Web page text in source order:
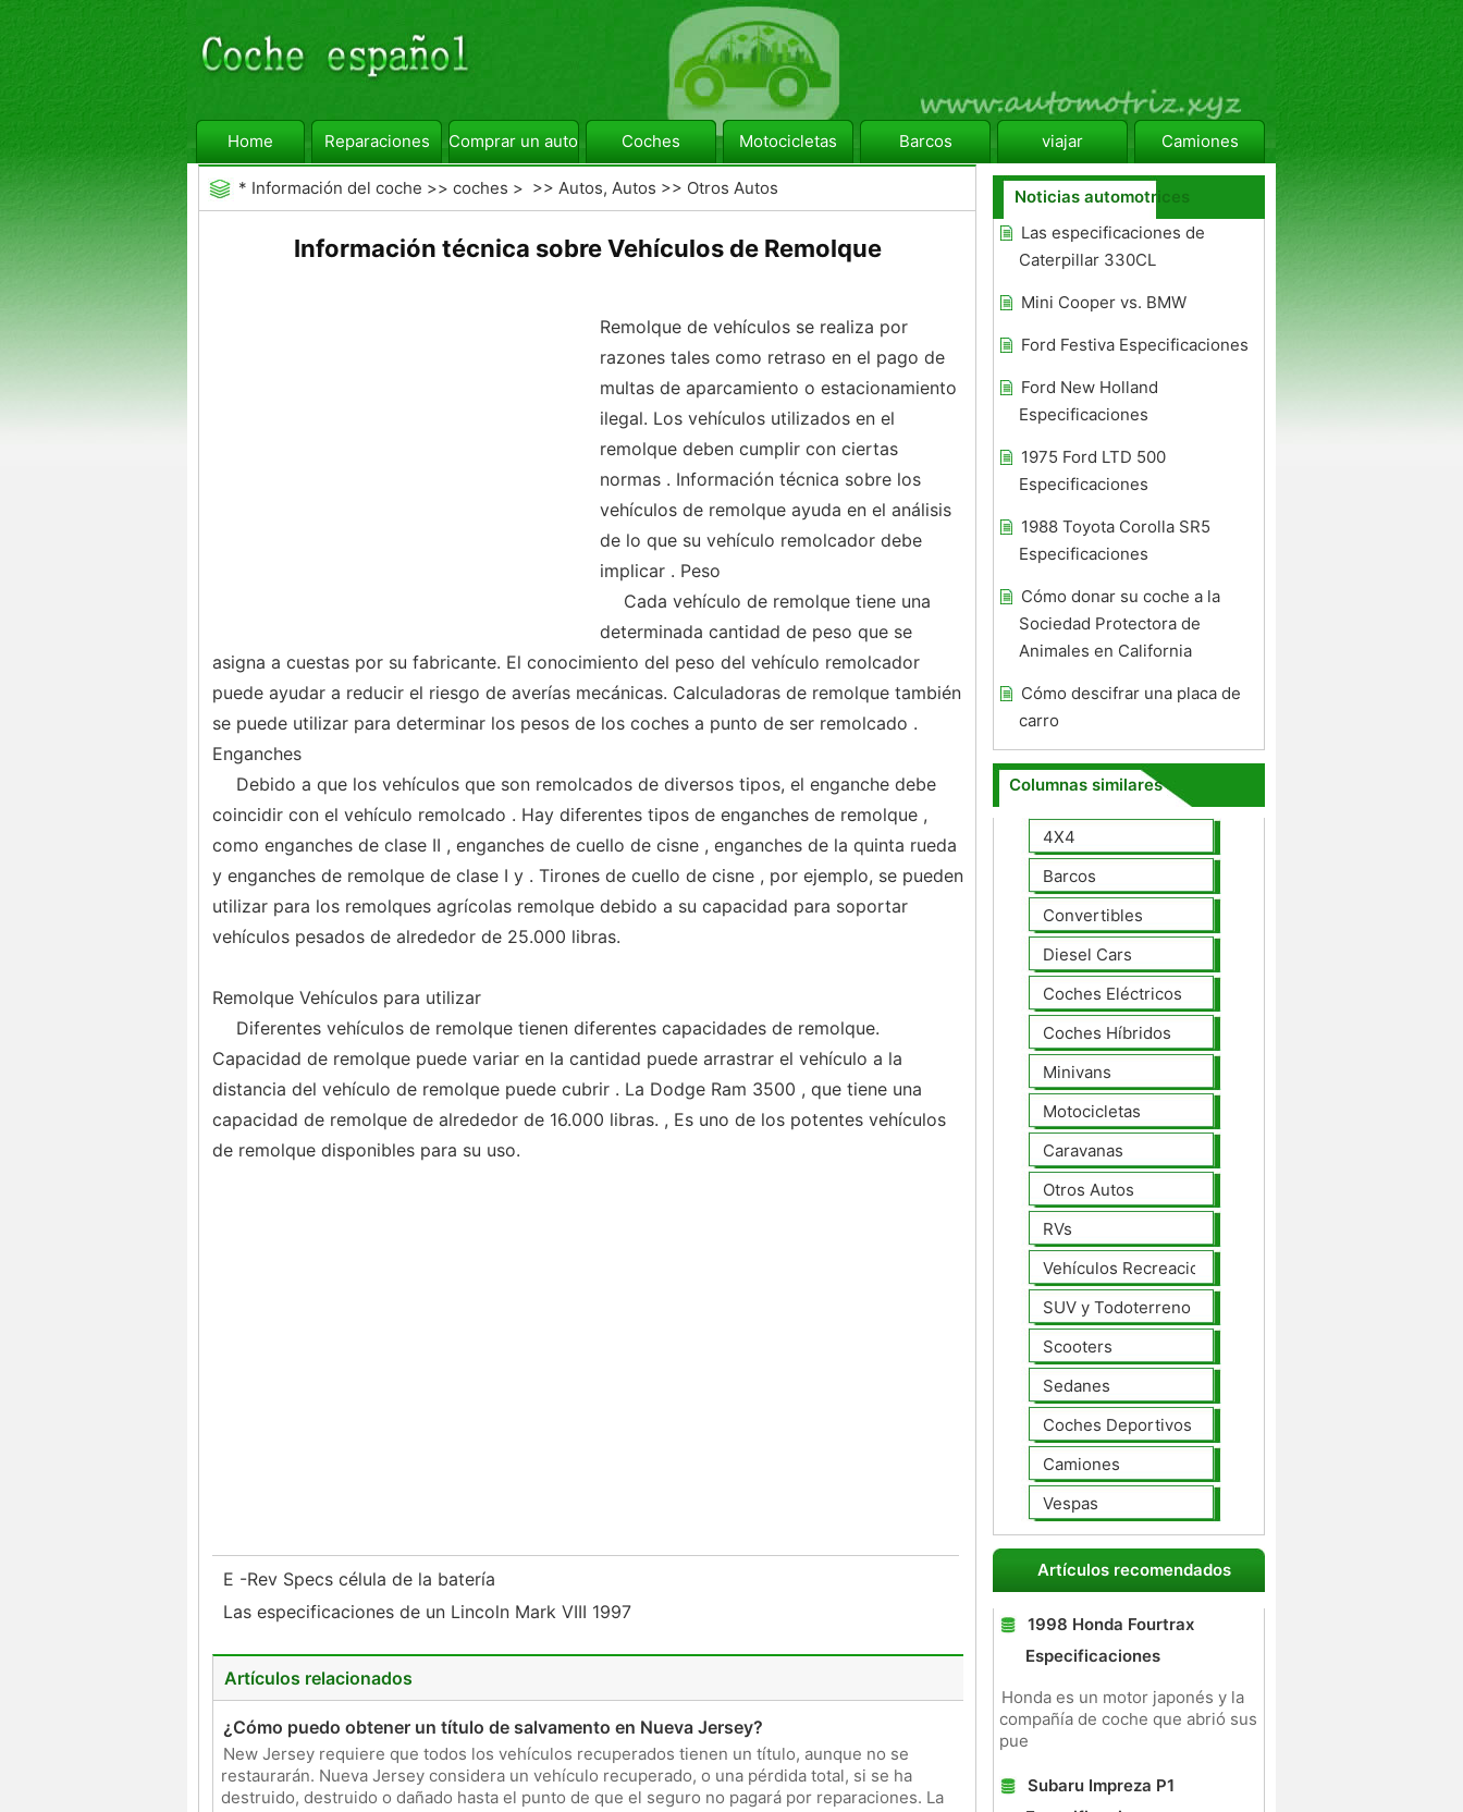
Home Reparaciones Comprar un automóvil Coches Motocicletas Barcos viajar Camiones
* Información del coche >> coches > >> Autos, Autos >> Otros Autos
Información técnica sobre Vehículos de Remolque
Remolque de vehículos se realiza por
razones tales como retraso en el pago de
multas de aparcamiento o estacionamiento
ilegal. Los vehículos utilizados en el
remolque deben cumplir con ciertas
normas . Información técnica sobre los
vehículos de remolque ayuda en el análisis
de lo que su vehículo remolcador debe
implicar . Peso
Cada vehículo de remolque tiene una
determinada cantidad de peso que se
asigna a cuestas por su fabricante. El conocimiento del peso del vehículo remolcador
puede ayudar a reducir el riesgo de averías mecánicas. Calculadoras de remolque también
se puede utilizar para determinar los pesos de los coches a punto de ser remolcado .
Enganches
Debido a que los vehículos que son remolcados de diversos tipos, el enganche debe
coincidir con el vehículo remolcado . Hay diferentes tipos de enganches de remolque ,
como enganches de clase II , enganches de cuello de cisne , enganches de la quinta rueda
y enganches de remolque de clase I y . Tirones de cuello de cisne , por ejemplo, se pueden
utilizar para los remolques agrícolas remolque debido a su capacidad para soportar
vehículos pesados ​​de alrededor de 25.000 libras.
Remolque Vehículos para utilizar
Diferentes vehículos de remolque tienen diferentes capacidades de remolque.
Capacidad de remolque puede variar en la cantidad puede arrastrar el vehículo a la
distancia del vehículo de remolque puede cubrir . La Dodge Ram 3500 , que tiene una
capacidad de remolque de alrededor de 16.000 libras. , Es uno de los potentes vehículos
de remolque disponibles para su uso.
E -Rev Specs célula de la batería
Las especificaciones de un Lincoln Mark VIII 1997
Artículos relacionados
¿Cómo puedo obtener un título de salvamento en Nueva Jersey?
New Jersey requiere que todos los vehículos recuperados tienen un título, aunque no se
restaurarán. Nueva Jersey considera un vehículo recuperado, o una pérdida total, si se ha
destruido, destruido o dañado hasta el punto de que el seguro no pagará por reparaciones. La
Noticias automotrices
Las especificaciones de
Caterpillar 330CL
Mini Cooper vs. BMW
Ford Festiva Especificaciones
Ford New Holland
Especificaciones
1975 Ford LTD 500
Especificaciones
1988 Toyota Corolla SR5
Especificaciones
Cómo donar su coche a la
Sociedad Protectora de
Animales en California
Cómo descifrar una placa de
carro
Columnas similares
4X4
Barcos
Convertibles
Diesel Cars
Coches Eléctricos
Coches Híbridos
Minivans
Motocicletas
Caravanas
Otros Autos
RVs
Vehículos Recreacionales
SUV y Todoterreno
Scooters
Sedanes
Coches Deportivos
Camiones
Vespas
Artículos recomendados
1998 Honda Fourtrax
Especificaciones
Honda es un motor japonés y la
compañía de coche que abrió sus
pue
Subaru Impreza P1